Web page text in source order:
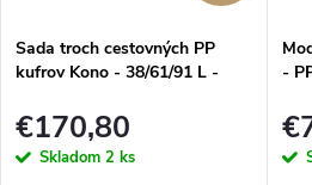
Sada troch cestovných PP
kufrov Kono - 38/61/91 L -
€170,80
Skladom 2 ks
-